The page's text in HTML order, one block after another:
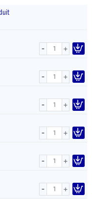
- +
- +
- +
- +
- +
- +